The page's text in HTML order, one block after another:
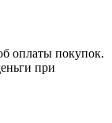
оплаты покупок.
при